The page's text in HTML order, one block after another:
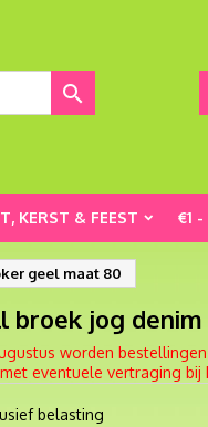

KERST & FEEST €1 -
geel maat 80
broek jog
worden
eventuele vertraging bij
belasting